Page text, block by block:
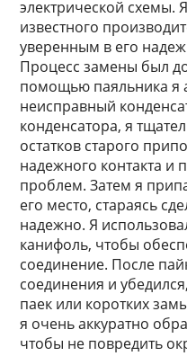
электрической схемы.
известного
уверенным в его
Процесс замены был
помощью паяльника я
неисправный
конденсатора, я
остатков старого
надежного контакта и
проблем. Затем я
его место, стараясь
надежно. Я
канифоль, чтобы
соединение. После
соединения и
паек или коротких
я очень аккуратно
чтобы не повредить